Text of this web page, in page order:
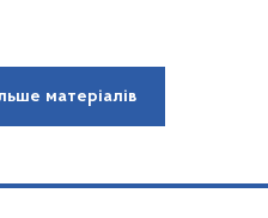
матеріалів